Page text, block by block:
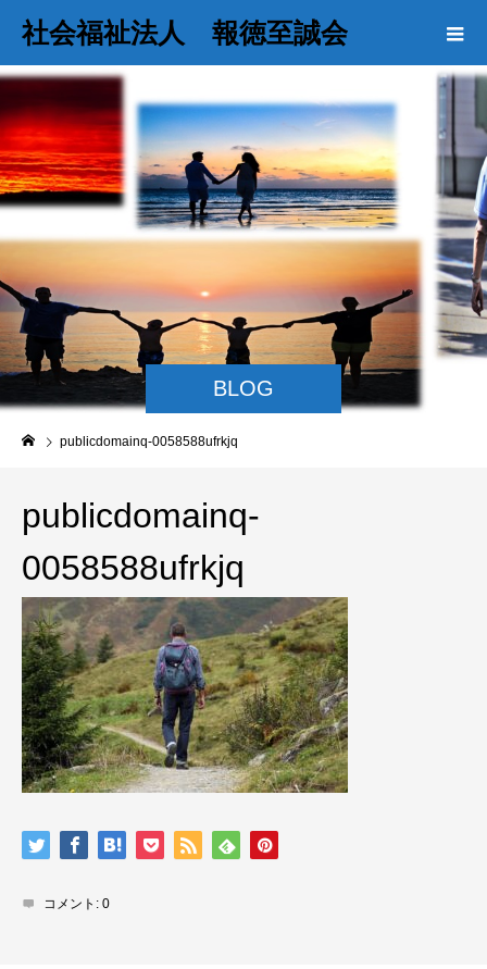
社会福祉法人 報徳至誠会
BLOG
publicdomainq-0058588ufrkjq
publicdomainq-
0058588ufrkjq
コメント: 0